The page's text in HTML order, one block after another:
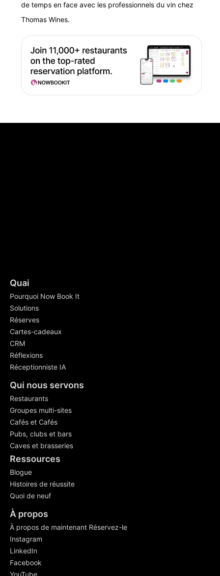
de temps en face avec les professionnels du vin chez
Thomas Wines.
Quai
Pourquoi Now Book It
Solutions
Réserves
Cartes-cadeaux
CRM
Réflexions
Réceptionniste IA
Qui nous servons
Restaurants
Groupes multi-sites
Cafés et Cafés
Pubs, clubs et bars
Caves et brasseries
Ressources
Blogue
Histoires de réussite
Quoi de neuf
À propos
À propos de maintenant Réservez-le
Instagram
LinkedIn
Facebook
YouTube